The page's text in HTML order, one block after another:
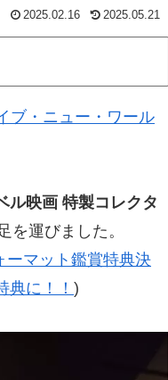
2025.02.16 2025.05.21
ブ・ニュー・ワール
ル映画 特製コレクタ
を運びました。
ーマット鑑賞特典決
に！！ )